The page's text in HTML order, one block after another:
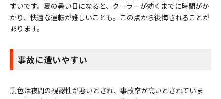
すいです。夏の暑い日になると、クーラーが効くまでに時間がか
かり、快適な運転が難しいことも。この点から後悔されることが
あります。
事故に遭いやすい
黒色は夜間の視認性が悪いとされ、事故率が高いとされていま